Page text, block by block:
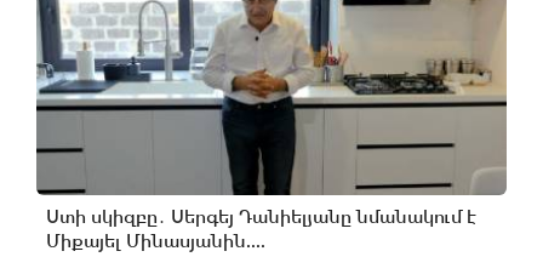
Ստի սկիզբը․ Սերգեյ Դանիելյանը նմանակում է
Միքայել Մինասյանին....